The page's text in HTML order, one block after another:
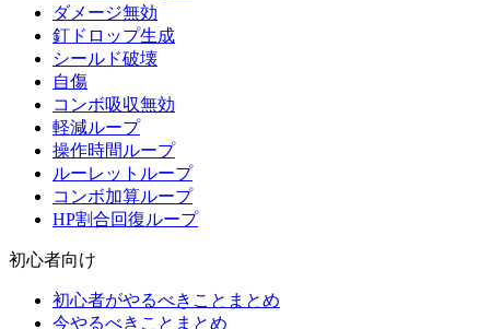
ダメージ無効
釘ドロップ生成
シールド破壊
自傷
コンボ吸収無効
軽減ループ
操作時間ループ
ルーレットループ
コンボ加算ループ
HP割合回復ループ
初心者向け
初心者がやるべきことまとめ
今やるべきことまとめ